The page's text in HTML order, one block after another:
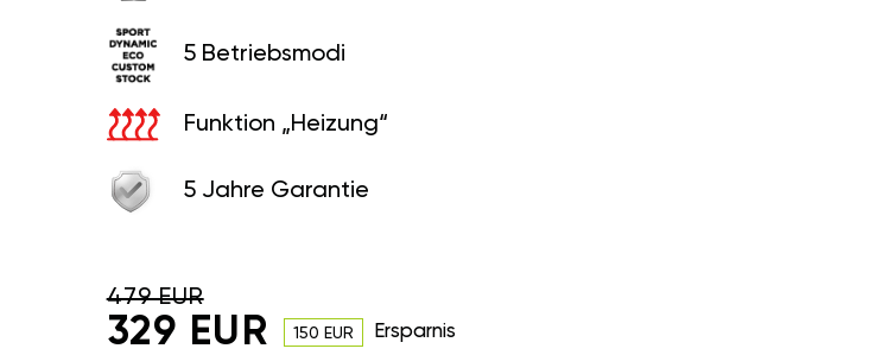
5 Betriebsmodi
Funktion „Heizung“
5 Jahre Garantie
479 EUR
329 EUR 150 EUR Ersparnis